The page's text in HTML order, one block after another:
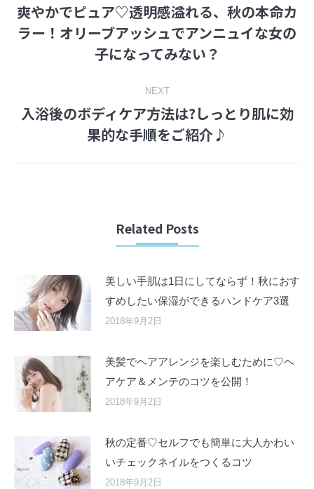
navigation
Previous
post:
爽やかでピュア♡透明感溢れる、秋の本命カ
ラー！オリーブアッシュでアンニュイな女の
子になってみない？
NEXT
Next
post:
入浴後のボディケア方法は?しっとり肌に効
果的な手順をご紹介♪
Related Posts
美しい手肌は1日にしてならず！秋におす
すめしたい保湿ができるハンドケア3選
2018年9月2日
美髪でヘアアレンジを楽しむために♡ヘ
アケア＆メンテのコツを公開！
2018年9月2日
秋の定番♡セルフでも簡単に大人かわい
いチェックネイルをつくるコツ
2018年9月2日